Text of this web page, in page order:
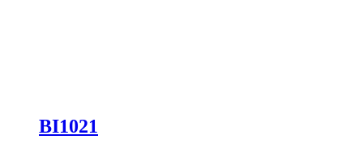
BI1021